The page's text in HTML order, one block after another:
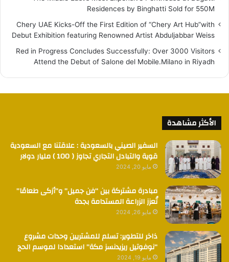
Residences by Binghatti Sold for 550M
Chery UAE Kicks-Off the First Edition of “Chery Art Hub”with
Debut Exhibition featuring Renowned Artist Abduljabbar Weiss
Red in Progress Concludes Successfully: Over 3000 Visitors
Attend the Debut of Salone del Mobile.Milano in Riyadh
الأكثر مشاهدة
السفير الصيني بالسعودية : علاقتنا مع السعودية
قوية والتبادل التجاري تجاوز ( 100 ) مليار دولار
مايو 20, 2024
مبادرة مشتركة بين “فن جميل” و”أزكى طعامًا”
تُعزز الزراعة المستدامة بجدة
مايو 26, 2024
ذاخر للتطوير: تسلم للمشتريين وحدات مشروع
“نوفوتيل ريزيدنسز مكة” استعدادا لموسم الحج
مايو 19, 2024